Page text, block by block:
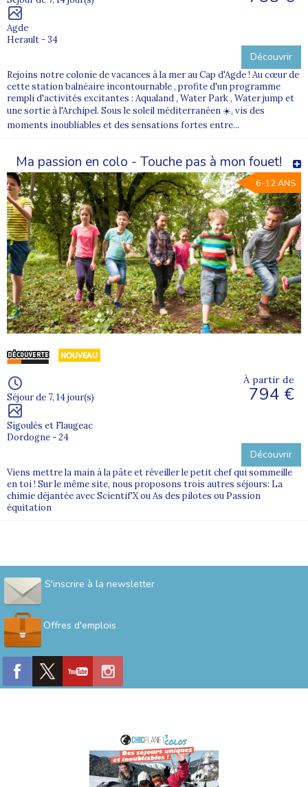
Agde
Herault - 34
Découvrir
Rejoins notre colonie de vacances à la mer au Cap d'Agde ! Au cœur de
cette station balnéaire incontournable , profite d'un programme
rempli d'activités excitantes : Aqualand , Water Park , Water jump et
une sortie à l'Archipel. Sous le soleil méditerranéen ☀️, vis des
moments inoubliables et des sensations fortes entre...
Ma passion en colo - Touche pas à mon fouet!
6-12 ANS
Séjour de 7, 14 jour(s)
Sigoulès et Flaugeac
Dordogne - 24
À partir de
794 €
Découvrir
Viens mettre la main à la pâte et réveiller le petit chef qui sommeille
en toi ! Sur le même site, nous proposons trois autres séjours: La
chimie déjantée avec Scientif'X ou As des pilotes ou Passion
équitation
S'inscrire à la newsletter
Offres d'emplois